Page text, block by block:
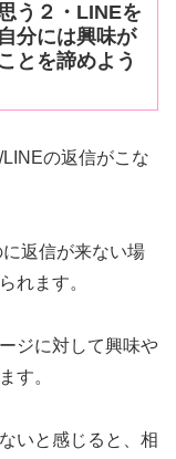
う２・LINEを
分には興味が
とを諦めよう
の返信がこな
返信が来ない場
れます。
ジに対して興味や
す。
いと感じると、相